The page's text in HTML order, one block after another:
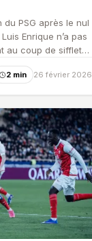
PSG après le nul
Enrique n’a pas
au coup de sifflet
2 min 26 février 2026